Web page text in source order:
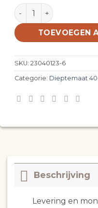
Zwevend massief
TOEVOEGEN
SKU: 23040123-6
Categorie: Dieptemaat
Beschrijving
Levering en